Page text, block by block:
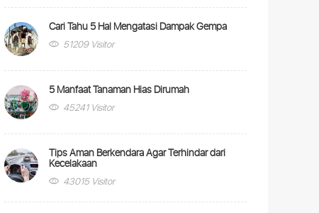
Cari Tahu 5 Hal Mengatasi Dampak Gempa
51209 Visitor
5 Manfaat Tanaman Hias Dirumah
45241 Visitor
Tips Aman Berkendara Agar Terhindar dari
Kecelakaan
43015 Visitor